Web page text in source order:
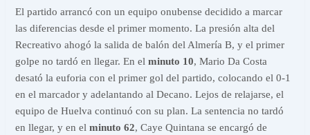
El partido arrancó con un equipo onubense decidido a marcar
las diferencias desde el primer momento. La presión alta del
Recreativo ahogó la salida de balón del Almería B, y el primer
golpe no tardó en llegar. En elminuto 10, Mario Da Costa
desató la euforia con el primer gol del partido, colocando el 0-1
en el marcador y adelantando al Decano. Lejos de relajarse, el
equipo de Huelva continuó con su plan. La sentencia no tardó
en llegar, y en elminuto 62, Caye Quintana se encargó de